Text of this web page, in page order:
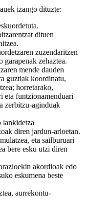
izango dituzte:
dituen
zuzendaritzen
garapenak zehaztea.
mende dauden
guztiak koordinatu,
horretarako,
eta funtzionamenduari
zerbitzu-aginduak
lankidetza
diren jardun-arloetan.
eta sailburuari
bere esku utzi diren
akordioak edo
eskumena beste
aurrekontu-